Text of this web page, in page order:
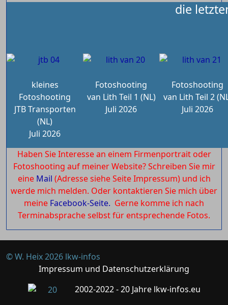
die
kleines
Fotoshooting
JTB Transporten
(NL)
Juli 2026
Fotoshooting
van Lith Teil 1 (NL)
Juli 2026
Fotoshooting
van Lith Teil 2
Juli 2026
Haben Sie Interesse an einem Firmenportrait oder
Fotoshooting auf meiner Website? Schreiben Sie mir
eine Mail (Adresse siehe Seite Impressum) und ich
werde mich melden. Oder kontaktieren Sie mich über
meine Facebook-Seite. Gerne komme ich nach
Terminabsprache selbst für entsprechende Fotos.
© W. Heix 2026 lkw-infos
Impressum und Datenschutzerklärung
2002-2022 - 20 Jahre lkw-infos.eu